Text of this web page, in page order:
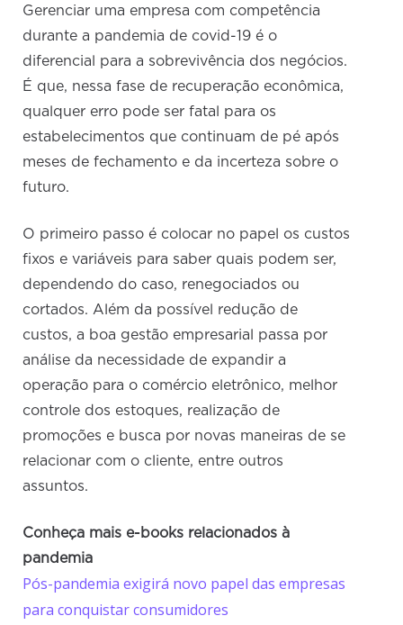
Gerenciar uma empresa com competência
durante a pandemia de covid-19 é o
diferencial para a sobrevivência dos negócios.
É que, nessa fase de recuperação econômica,
qualquer erro pode ser fatal para os
estabelecimentos que continuam de pé após
meses de fechamento e da incerteza sobre o
futuro.
O primeiro passo é colocar no papel os custos
fixos e variáveis para saber quais podem ser,
dependendo do caso, renegociados ou
cortados. Além da possível redução de
custos, a boa gestão empresarial passa por
análise da necessidade de expandir a
operação para o comércio eletrônico, melhor
controle dos estoques, realização de
promoções e busca por novas maneiras de se
relacionar com o cliente, entre outros
assuntos.
Conheça mais e-books relacionados à
pandemia
Pós-pandemia exigirá novo papel das empresas
para conquistar consumidores